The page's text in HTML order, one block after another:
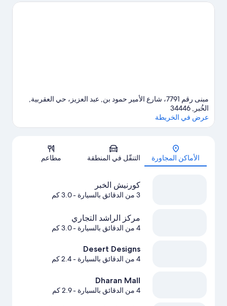
في أثناء تواجدك في المدينة؟ احظ بمشاهدة ما يُحدث في الصالات
مبنى رقم 7791، شارع الأمير حمود بن, عبد العزيز، حي العقربية,
الخُبر, 34446
عرض في الخريطة
الأماكن المجاورة التنقّل في المنطقة مطاعم
كورنيش الخبر
3 من الدقائق بالسيارة - 3.0 كم
مركز الراشد التجاري
4 من الدقائق بالسيارة - 3.0 كم
Desert Designs
4 من الدقائق بالسيارة - 2.4 كم
Dharan Mall
4 من الدقائق بالسيارة - 2.9 كم